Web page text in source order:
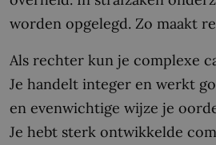
worden opgelegd. Zo maakt
Als rechter kun je complexe
Je handelt integer en werkt
en evenwichtige wijze je
Je hebt sterk ontwikkelde